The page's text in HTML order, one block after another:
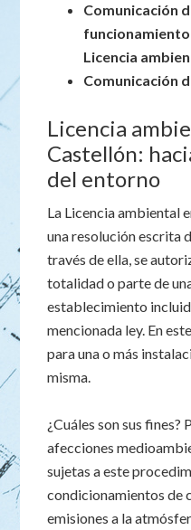
Comunicación
Licencia
Comunicación
Licencia
Castellón:
del entorno
La Licencia ambiental
una resolución escrita
través de ella, se
totalidad o parte de
establecimiento
mencionada ley. En
para una o más
misma.
¿Cuáles son sus fines?
afecciones
sujetas a este
condicionamientos de
emisiones a la